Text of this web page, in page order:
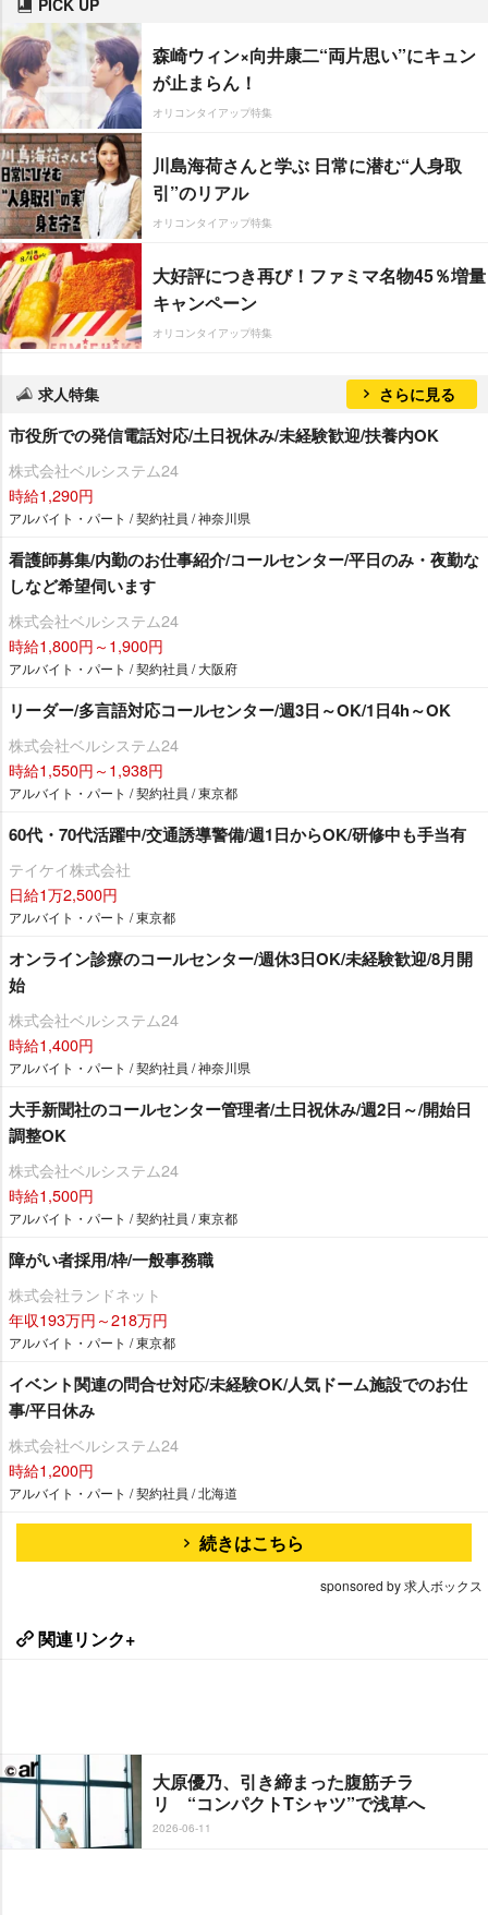
森崎ウィン×向井康二“両片思い”にキュン
が止まらん！
オリコンタイアップ特集
川島海荷さんと学ぶ 日常に潜む“人身取
引”のリアル
オリコンタイアップ特集
大好評につき再び！ファミマ名物45％増量
キャンペーン
オリコンタイアップ特集
求人特集 さらに見る
市役所での発信電話対応/土日祝休み/未経験歓迎/扶養内OK
株式会社ベルシステム24
時給1,290円
アルバイト・パート / 契約社員 / 神奈川県
看護師募集/内勤のお仕事紹介/コールセンター/平日のみ・夜勤な
しなど希望伺います
株式会社ベルシステム24
時給1,800円～1,900円
アルバイト・パート / 契約社員 / 大阪府
リーダー/多言語対応コールセンター/週3日～OK/1日4h～OK
株式会社ベルシステム24
時給1,550円～1,938円
アルバイト・パート / 契約社員 / 東京都
60代・70代活躍中/交通誘導警備/週1日からOK/研修中も手当有
テイケイ株式会社
日給1万2,500円
アルバイト・パート / 東京都
オンライン診療のコールセンター/週休3日OK/未経験歓迎/8月開
始
株式会社ベルシステム24
時給1,400円
アルバイト・パート / 契約社員 / 神奈川県
大手新聞社のコールセンター管理者/土日祝休み/週2日～/開始日
調整OK
株式会社ベルシステム24
時給1,500円
アルバイト・パート / 契約社員 / 東京都
障がい者採用/枠/一般事務職
株式会社ランドネット
年収193万円～218万円
アルバイト・パート / 東京都
イベント関連の問合せ対応/未経験OK/人気ドーム施設でのお仕
事/平日休み
株式会社ベルシステム24
時給1,200円
アルバイト・パート / 契約社員 / 北海道
続きはこちら
sponsored by 求人ボックス
関連リンク+
大原優乃、引き締まった腹筋チラ
リ “コンパクトTシャツ”で浅草へ
2026-06-11